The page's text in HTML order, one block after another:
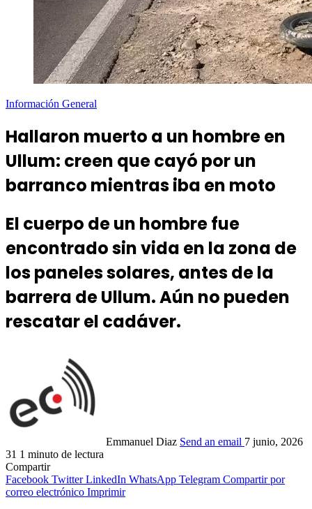
Información General
Hallaron muerto a un hombre en
Ullum: creen que cayó por un
barranco mientras iba en moto
El cuerpo de un hombre fue
encontrado sin vida en la zona de
los paneles solares, antes de la
barrera de Ullum. Aún no pueden
rescatar el cadáver.
Emmanuel Diaz Send an email 7 junio, 2026
31 1 minuto de lectura
Compartir
Facebook Twitter LinkedIn WhatsApp Telegram Compartir por
correo electrónico Imprimir